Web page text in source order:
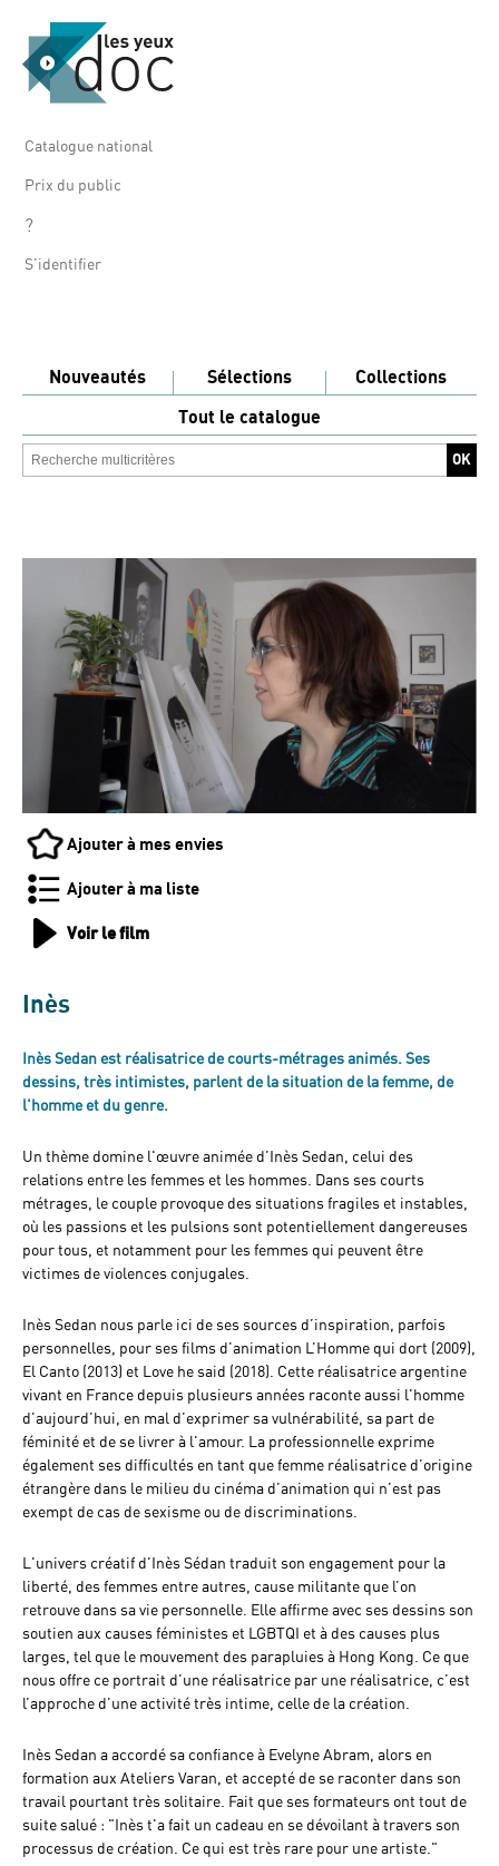
Catalogue national
Prix du public
?
S'identifier
Nouveautés Sélections
Collections
Tout le catalogue
Ajouter à mes envies
Ajouter à ma liste
Voir le film
Inès
Inès Sedan est réalisatrice de courts-métrages animés. Ses
dessins, très intimistes, parlent de la situation de la femme, de
l'homme et du genre.
Un thème domine l'œuvre animée d’Inès Sedan, celui des
relations entre les femmes et les hommes. Dans ses courts
métrages, le couple provoque des situations fragiles et instables,
où les passions et les pulsions sont potentiellement dangereuses
pour tous, et notamment pour les femmes qui peuvent être
victimes de violences conjugales.
Inès Sedan nous parle ici de ses sources d’inspiration, parfois
personnelles, pour ses films d’animation L’Homme qui dort (2009),
El Canto (2013) et Love he said (2018). Cette réalisatrice argentine
vivant en France depuis plusieurs années raconte aussi l'homme
d’aujourd’hui, en mal d’exprimer sa vulnérabilité, sa part de
féminité et de se livrer à l'amour. La professionnelle exprime
également ses difficultés en tant que femme réalisatrice d’origine
étrangère dans le milieu du cinéma d’animation qui n’est pas
exempt de cas de sexisme ou de discriminations.
L'univers créatif d'Inès Sédan traduit son engagement pour la
liberté, des femmes entre autres, cause militante que l’on
retrouve dans sa vie personnelle. Elle affirme avec ses dessins son
soutien aux causes féministes et LGBTQI et à des causes plus
larges, tel que le mouvement des parapluies à Hong Kong. Ce que
nous offre ce portrait d’une réalisatrice par une réalisatrice, c’est
l’approche d’une activité très intime, celle de la création.
Inès Sedan a accordé sa confiance à Evelyne Abram, alors en
formation aux Ateliers Varan, et accepté de se raconter dans son
travail pourtant très solitaire. Fait que ses formateurs ont tout de
suite salué : "Inès t'a fait un cadeau en se dévoilant à travers son
processus de création. Ce qui est très rare pour une artiste."